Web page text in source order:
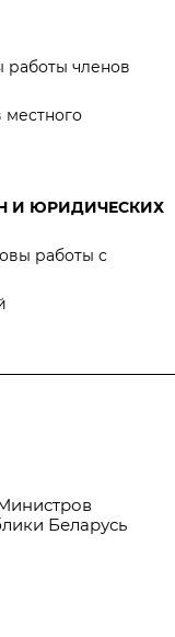
работы членов
И ЮРИДИЧЕСКИХ
работы с
Беларусь